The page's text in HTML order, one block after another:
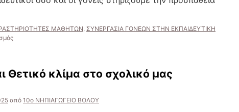
ΜΑΘΗΤΩΝ, ΣΥΝΕΡΓΑΣΙΑ ΓΟΝΕΩΝ ΣΤΗΝ ΕΚΠΑΙΔΕΥΤΙΚΗ
στο
αγαπημένηκλίμα στο σχολικό μας
από 10ο ΝΗΠΙΑΓΩΓΕΙΟ ΒΟΛΟΥ